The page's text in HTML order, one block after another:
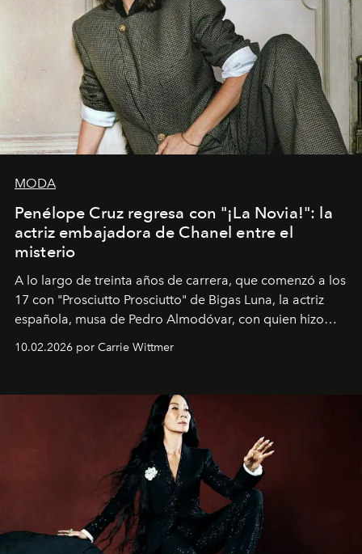
MODA
Penélope Cruz regresa con "¡La Novia!": la
actriz embajadora de Chanel entre el
misterio
A lo largo de treinta años de carrera, que comenzó a los
17 con "Prosciutto Prosciutto" de Bigas Luna, la actriz
española, musa de Pedro Almodóvar, con quien hizo
Barcelona", ha dividido su tiempo entre Europa y
dirigida por Maggie Gyllenhaal.
10.02.2026 por Carrie Wittmer